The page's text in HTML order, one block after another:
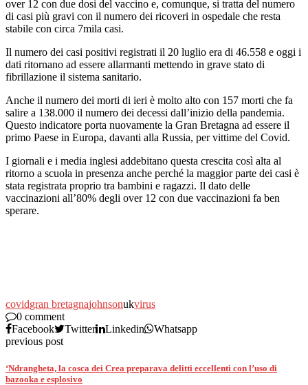
over 12 con due dosi del vaccino e, comunque, si tratta del numero
di casi più gravi con il numero dei ricoveri in ospedale che resta
stabile con circa 7mila casi.
Il numero dei casi positivi registrati il 20 luglio era di 46.558 e oggi i
dati ritornano ad essere allarmanti mettendo in grave stato di
fibrillazione il sistema sanitario.
Anche il numero dei morti di ieri è molto alto con 157 morti che fa
salire a 138.000 il numero dei decessi dall’inizio della pandemia.
Questo indicatore porta nuovamente la Gran Bretagna ad essere il
primo Paese in Europa, davanti alla Russia, per vittime del Covid.
I giornali e i media inglesi addebitano questa crescita così alta al
ritorno a scuola in presenza anche perché la maggior parte dei casi è
stata registrata proprio tra bambini e ragazzi. Il dato delle
vaccinazioni all’80% degli over 12 con due vaccinazioni fa ben
sperare.
covidgran bretagnajohnsonukvirus
0 comment
Facebook
Twitter Linkedin
Whatsapp
previous post
‘Ndrangheta, la cosca dei Crea preparava delitti eccellenti con l’uso di
bazooka e esplosivo